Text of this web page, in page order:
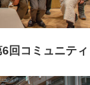
回コミュニティ